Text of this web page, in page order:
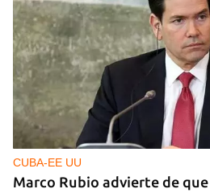
CUBA-EE UU
Marco Rubio advierte de